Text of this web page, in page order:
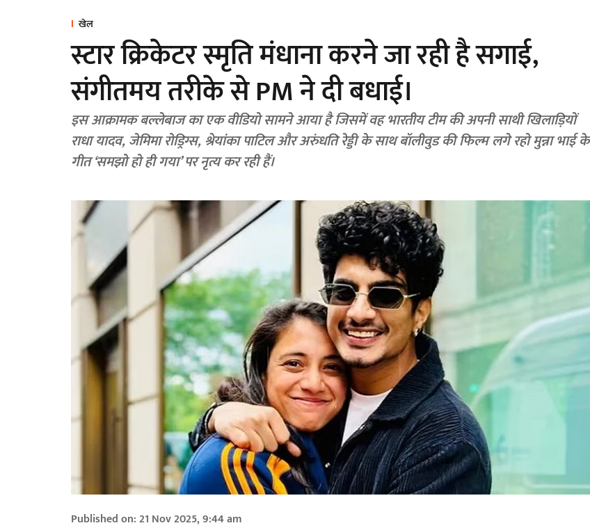
खेल
स्टार क्रिकेटर स्मृति मंधाना करने जा रही है सगाई,
संगीतमय तरीके से PM ने दी बधाई।
इस आक्रामक बल्लेबाज का एक वीडियो सामने आया है जिसमें वह भारतीय टीम की अपनी साथी खिलाड़ियों
राधा यादव, जेमिमा रोड्रिग्स, श्रेयांका पाटिल और अरुंधति रेड्डी के साथ बॉलीवुड की फिल्म लगे रहो मुन्ना भाई के
गीत ‘समझो हो ही गया’ पर नृत्य कर रही हैं।
Published on:21 Nov 2025, 9:44 am